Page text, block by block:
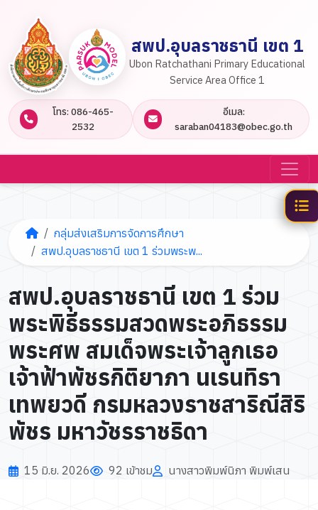
สพป.อุบลราชธานี เขต 1
Ubon Ratchathani Primary Educational
Service Area Office 1
โทร: 086-465-
2532
อีเมล:
saraban04183@obec.go.th
กลุ่มส่งเสริมการจัดการศึกษา
สพป.อุบลราชธานี เขต 1 ร่วมพระพ...
สพป.อุบลราชธานี เขต 1 ร่วม
พระพิธีธรรมสวดพระอภิธรรม
พระศพ สมเด็จพระเจ้าลูกเธอ
เจ้าฟ้าพัชรกิติยาภา นเรนทิรา
เทพยวดี กรมหลวงราชสาริณีสิริ
พัชร มหาวัชรราชธิดา
15 มิ.ย. 2026 92 เข้าชม นางสาวพิมพ์นิภา พิมพ์เสน